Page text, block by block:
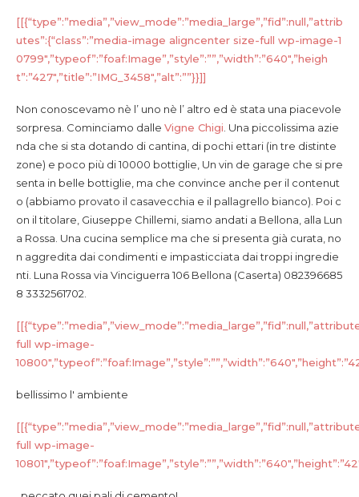
[[{“type”:”media”,”view_mode”:”media_large”,”fid”:null,”attrib
utes”:{“class”:”media-image aligncenter size-full wp-image-1
0799″,”typeof”:”foaf:Image”,”style”:””,”width”:”640″,”heigh
t”:”427″,”title”:”IMG_3458″,”alt”:””}}]]
Non conoscevamo nè l’ uno nè l’ altro ed è stata una piacevole
sorpresa. Cominciamo dalle Vigne Chigi Una piccolissima azie
nda che si sta dotando di cantina, di pochi ettari (in tre distinte
zone) e poco più di 10000 bottiglie, Un vin de garage che si pre
senta in belle bottiglie, ma che convince anche per il contenut
o (abbiamo provato il casavecchia e il pallagrello bianco). Poi c
on il titolare, Giuseppe Chillemi, siamo andati a Bellona, alla Lun
a Rossa. Una cucina semplice ma che si presenta già curata, no
n aggredita dai condimenti e impasticciata dai troppi ingredie
nti. Luna Rossa via Vinciguerra 106 Bellona (Caserta) 082396685
8 3332561702.
full wp-image-
bellissimo l' ambiente
full wp-image-